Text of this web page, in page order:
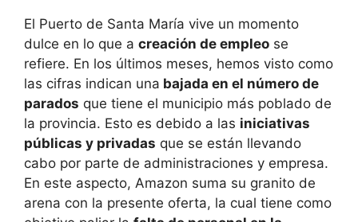
El Puerto de Santa María vive un momento
dulce en lo que a creación de empleo se
refiere. En los últimos meses, hemos visto como
las cifras indican una bajada en el número de
parados que tiene el municipio más poblado de
la provincia. Esto es debido a las iniciativas
públicas y privadas que se están llevando
cabo por parte de administraciones y empresa.
En este aspecto, Amazon suma su granito de
arena con la presente oferta, la cual tiene como